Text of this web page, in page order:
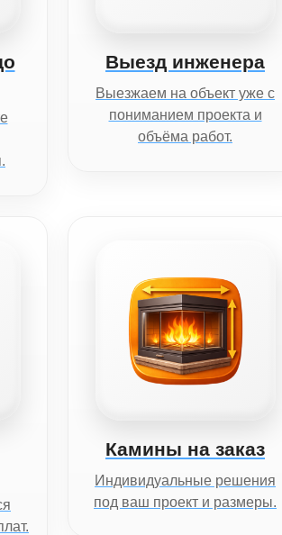
Выезд инженера
Выезжаем на объект уже с
пониманием проекта и
объёма работ.
Камины на заказ
Индивидуальные решения
под ваш проект и размеры.